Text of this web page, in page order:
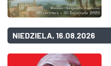
NIEDZIELA, 16.08.2026